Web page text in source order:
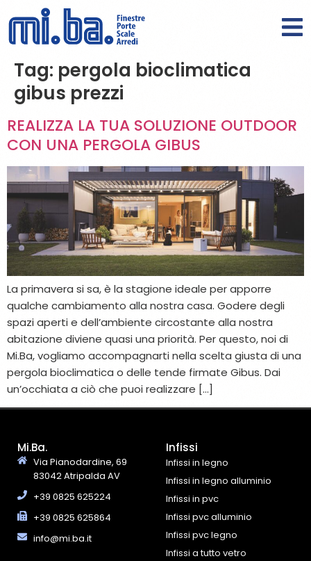
Tag: pergola bioclimatica
gibus prezzi
REALIZZA LA TUA SOLUZIONE OUTDOOR
CON UNA PERGOLA GIBUS
La primavera si sa, è la stagione ideale per apporre
qualche cambiamento alla nostra casa. Godere degli
spazi aperti e dell’ambiente circostante alla nostra
abitazione diviene quasi una priorità. Per questo, noi di
Mi.Ba, vogliamo accompagnarti nella scelta giusta di una
pergola bioclimatica o delle tende firmate Gibus. Dai
un’occhiata a ciò che puoi realizzare […]
Mi.Ba.
Via Pianodardine, 69
83042 Atripalda AV
+39 0825 625224
+39 0825 625864
info@mi.ba.it
Infissi
Infissi in legno
Infissi in legno alluminio
Infissi in pvc
Infissi pvc alluminio
Infissi pvc legno
Infissi a tutto vetro